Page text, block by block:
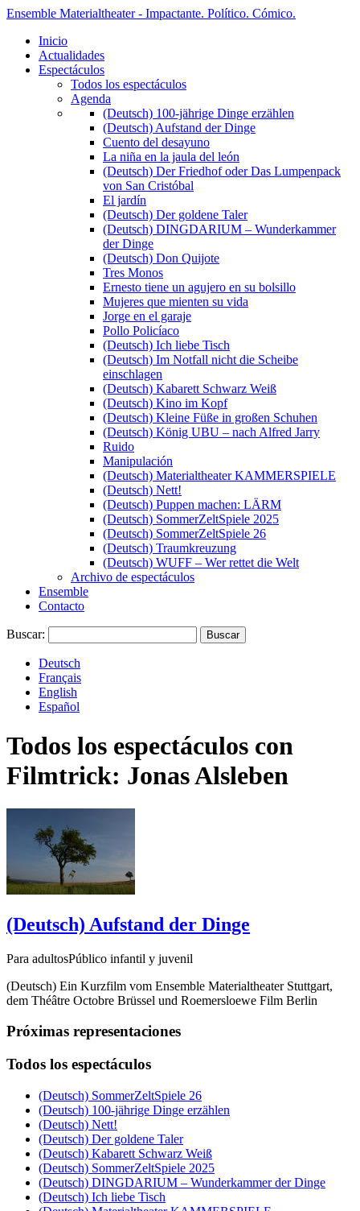
Ensemble Materialtheater - Impactante. Político. Cómico.
Inicio
Actualidades
Espectáculos
Todos los espectáculos
Agenda
(Deutsch) 100-jährige Dinge erzählen
(Deutsch) Aufstand der Dinge
Cuento del desayuno
La niña en la jaula del león
(Deutsch) Der Friedhof oder Das Lumpenpack
von San Cristóbal
El jardín
(Deutsch) Der goldene Taler
(Deutsch) DINGDARIUM – Wunderkammer
der Dinge
(Deutsch) Don Quijote
Tres Monos
Ernesto tiene un agujero en su bolsillo
Mujeres que mienten su vida
Jorge en el garaje
Pollo Policíaco
(Deutsch) Ich liebe Tisch
(Deutsch) Im Notfall nicht die Scheibe
einschlagen
(Deutsch) Kabarett Schwarz Weiß
(Deutsch) Kino im Kopf
(Deutsch) Kleine Füße in großen Schuhen
(Deutsch) König UBU – nach Alfred Jarry
Ruido
Manipulación
(Deutsch) Materialtheater KAMMERSPIELE
(Deutsch) Nett!
(Deutsch) Puppen machen: LÄRM
(Deutsch) SommerZeltSpiele 2025
(Deutsch) SommerZeltSpiele 26
(Deutsch) Traumkreuzung
(Deutsch) WUFF – Wer rettet die Welt
Archivo de espectáculos
Ensemble
Contacto
Buscar:
Deutsch
Français
English
Español
Todos los espectáculos con
Filmtrick: Jonas Alsleben
(Deutsch) Aufstand der Dinge
Para adultosPúblico infantil y juvenil
(Deutsch) Ein Kurzfilm vom Ensemble Materialtheater Stuttgart,
dem Théâtre Octobre Brüssel und Roemersloewe Film Berlin
Próximas representaciones
Todos los espectáculos
(Deutsch) SommerZeltSpiele 26
(Deutsch) 100-jährige Dinge erzählen
(Deutsch) Nett!
(Deutsch) Der goldene Taler
(Deutsch) Kabarett Schwarz Weiß
(Deutsch) SommerZeltSpiele 2025
(Deutsch) DINGDARIUM – Wunderkammer der Dinge
(Deutsch) Ich liebe Tisch